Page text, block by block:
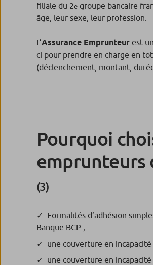
filiale du 2e groupe bancaire
âge, leur sexe, leur profession.
L’Assurance Emprunteur est
ci pour prendre en charge en
(déclenchement, montant,
Pourquoi
emprunteurs
(3)
Formalités d’adhésion
Banque BCP ;
une couverture en
une couverture en